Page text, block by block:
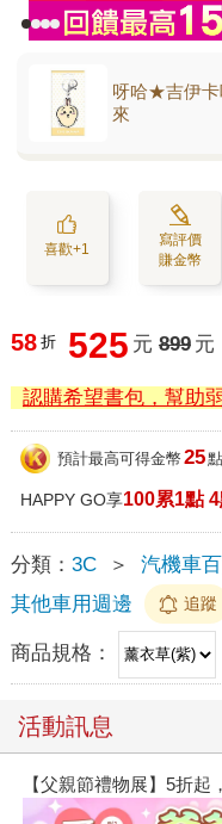
呀哈★吉伊卡
來
喜歡+1
寫評價
賺金幣
58 折 525 元 899 元
認購希望書包，幫助
預計最高可得金幣 25點
HAPPY GO享100累1點
分類： 3C ＞ 汽機車
其他車用週邊
追蹤
商品規格：
活動訊息
【父親節禮物展】5折起